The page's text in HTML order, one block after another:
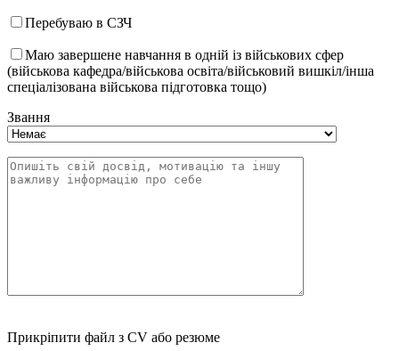
Перебуваю в СЗЧ
Маю завершене навчання в одній із військових сфер
(військова кафедра/військова освіта/військовий вишкіл/інша
спеціалізована військова підготовка тощо)
Звання
Прикріпити файл з CV або резюме